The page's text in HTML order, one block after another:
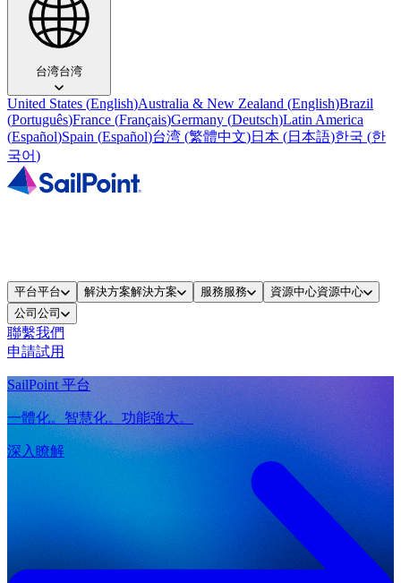
台湾台湾
United States (English)Australia & New Zealand (English)Brazil
(Português)France (Français)Germany (Deutsch)Latin America
(Español)Spain (Español)台湾 (繁體中文)日本 (日本語)한국 (한
국어)
平台平台 解決方案解決方案 服務服務 資源中心資源中心
公司 公司
聯繫我們
申請試用
SailPoint 平台
一體化。智慧化。功能強大。
深入瞭解